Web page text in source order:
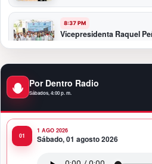
8:37 PM
Vicepresidenta Raquel
11:59 PM
Santo Domingo se
11:47 PM
Toque Profundo celebra
Por Dentro Radio
Sábados, 4:00 p. m.
1 AGO 2026
Sábado, 01 agosto 2026